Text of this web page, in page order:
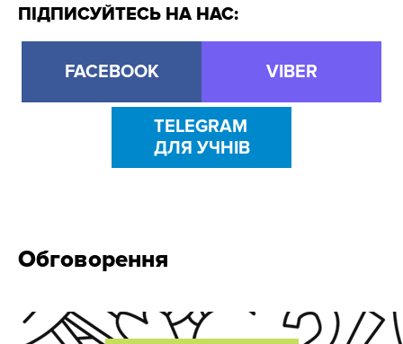
ПІДПИСУЙТЕСЬ НА НАС:
FACEBOOK VIBER
TELEGRAM
ДЛЯ УЧНІВ
Обговорення